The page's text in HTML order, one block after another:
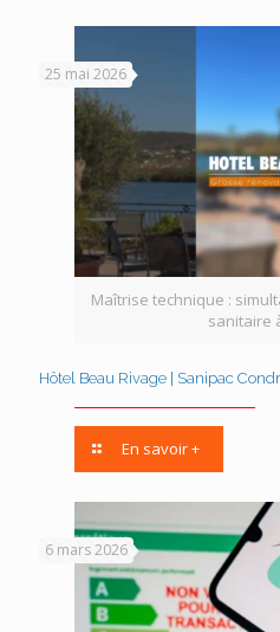
Maîtrise technique :
sanitaire
25 mai 2026
Hôtel Beau Rivage | Sanipac
En savoir +
6 mars 2026